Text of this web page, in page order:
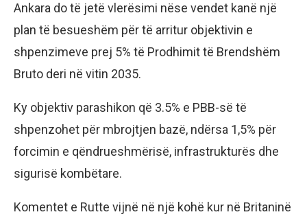
Ankara do të jetë vlerësimi nëse vendet kanë një
plan të besueshëm për të arritur objektivin e
shpenzimeve prej 5% të Prodhimit të Brendshëm
Bruto deri në vitin 2035.
Ky objektiv parashikon që 3.5% e PBB-së të
shpenzohet për mbrojtjen bazë, ndërsa 1,5% për
forcimin e qëndrueshmërisë, infrastrukturës dhe
sigurisë kombëtare.
Komentet e Rutte vijnë në një kohë kur në Britaninë